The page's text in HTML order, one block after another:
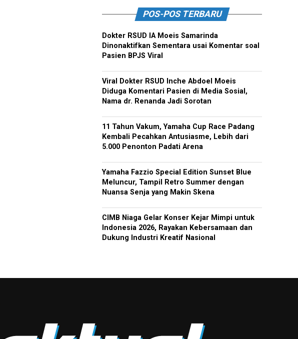
POS-POS TERBARU
Dokter RSUD IA Moeis Samarinda
Dinonaktifkan Sementara usai Komentar soal
Pasien BPJS Viral
Viral Dokter RSUD Inche Abdoel Moeis
Diduga Komentari Pasien di Media Sosial,
Nama dr. Renanda Jadi Sorotan
11 Tahun Vakum, Yamaha Cup Race Padang
Kembali Pecahkan Antusiasme, Lebih dari
5.000 Penonton Padati Arena
Yamaha Fazzio Special Edition Sunset Blue
Meluncur, Tampil Retro Summer dengan
Nuansa Senja yang Makin Skena
CIMB Niaga Gelar Konser Kejar Mimpi untuk
Indonesia 2026, Rayakan Kebersamaan dan
Dukung Industri Kreatif Nasional